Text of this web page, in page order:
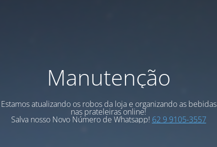
Manutenção
Estamos atualizando os robos da loja e organizando as bebidas
nas prateleiras online!
Salva nosso Novo Número de Whatsapp! 62 9 9105-3557